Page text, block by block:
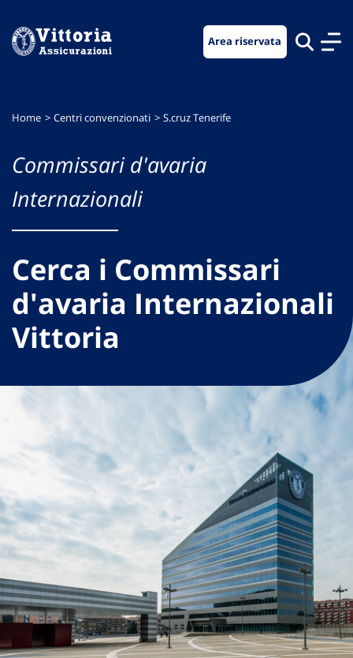
menu
contenuto
footer
Area riservata
Home Centri convenzionati S.cruz Tenerife
Commissari d'avaria
Internazionali
Cerca i Commissari
d'avaria Internazionali
Vittoria